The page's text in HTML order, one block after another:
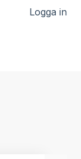
Logga in